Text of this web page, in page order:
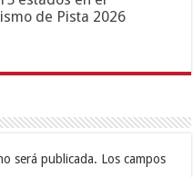
de Pista 2026
será publicada. Los campos